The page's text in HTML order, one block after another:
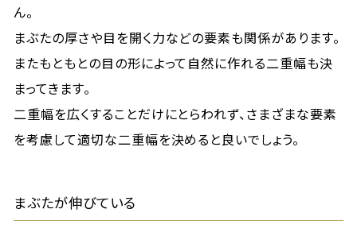
ん。
まぶたの厚さや目を開く力などの要素も関係があります。
またもともとの目の形によって自然に作れる二重幅も決
まってきます。
二重幅を広くすることだけにとらわれず、さまざまな要素
を考慮して適切な二重幅を決めると良いでしょう。
まぶたが伸びている